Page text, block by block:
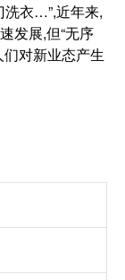
洗衣…”,近年来,
发展,但“无序
对新业态产生